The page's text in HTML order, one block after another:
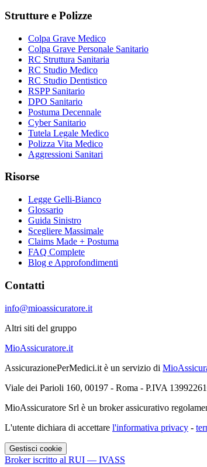
Strutture e Polizze
Colpa Grave Medico
Colpa Grave Personale Sanitario
RC Struttura Sanitaria
RC Studio Medico
RC Studio Dentistico
RSPP Sanitario
DPO Sanitario
Postuma Decennale
Cyber Sanitario
Tutela Legale Medico
Polizza Vita Medico
Aggressioni Sanitari
Risorse
Legge Gelli-Bianco
Glossario
Guida Sinistro
Scegliere Massimale
Claims Made + Postuma
FAQ Complete
Blog e Approfondimenti
Contatti
info@mioassicuratore.it
Altri siti del gruppo
MioAssicuratore.it
AssicurazionePerMedici.it è un servizio di
Viale dei Parioli 160, 00197 - Roma - P.IVA
MioAssicuratore Srl è un broker assicurativo
L'utente dichiara di accettare l'informativa privacy -
Gestisci cookie
Broker iscritto al RUI — IVASS